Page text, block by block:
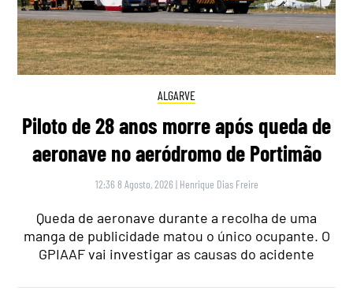
ALGARVE
Piloto de 28 anos morre após queda de
aeronave no aeródromo de Portimão
12:36 8 Agosto, 2026 | Henrique Dias Freire
Queda de aeronave durante a recolha de uma
manga de publicidade matou o único ocupante. O
GPIAAF vai investigar as causas do acidente